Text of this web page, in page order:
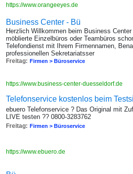
https://www.orangeeyes.de
Business Center - Bü
Herzlich Willkommen beim Business
möblierte Einzelbüros oder Teambüros
Telefondienst mit Ihrem Firmennamen,
professionellen Sekretariatsser
Freitag: Firmen > Büroservice
https://www.business-center-duesseldorf.de
Telefonservice kostenlos beim
ebuero Telefonservice ? Das Original mit
LIVE testen ?? 0800-3283762
Freitag: Firmen > Büroservice
https://www.ebuero.de